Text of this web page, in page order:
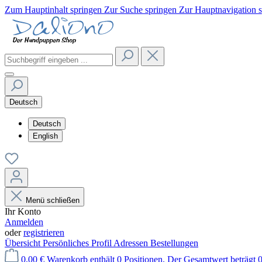
Zum Hauptinhalt springen Zur Suche springen Zur Hauptnavigation
Deutsch
Deutsch
English
Menü schließen
Ihr Konto
Anmelden
oderregistrieren
Übersicht Persönliches Profil Adressen Bestellungen
0,00 € Warenkorb enthält 0 Positionen. Der Gesamtwert beträgt